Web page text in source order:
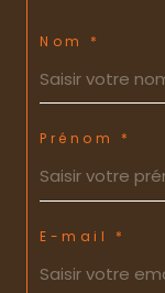
Nom *
Prénom *
E-mail *